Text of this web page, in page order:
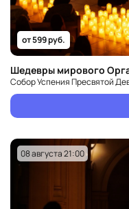
от 599 руб.
Шедевры мирового
Собор Успения Пресвятой
08 августа 21:00